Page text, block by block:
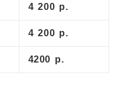
4 200 р.
4 200 р.
4200 р.